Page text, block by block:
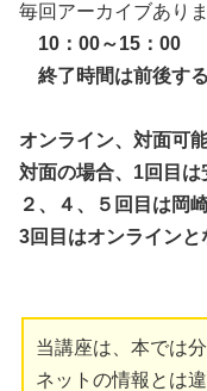
毎回アーカイブありま
10：00～15：00
終了時間は前後する
オンライン、対面可
対面の場合、1回目は
２、４、５回目は岡
3回目はオンラインと
当講座は、本では
ネットの情報とは